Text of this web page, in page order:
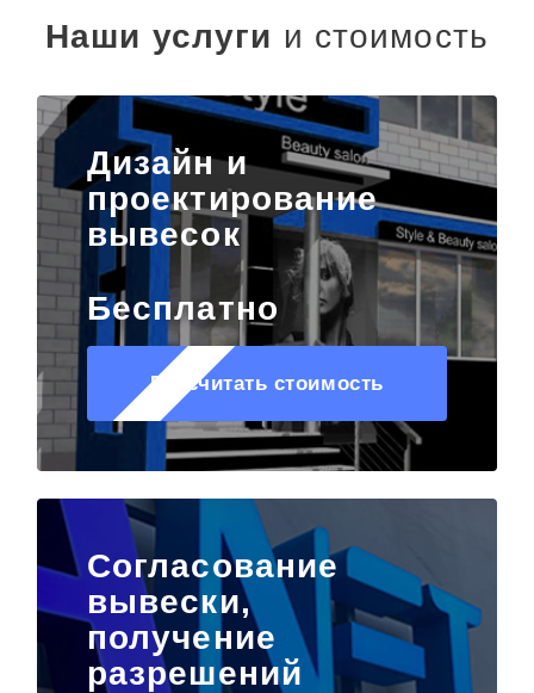
Наши услуги и стоимость
Дизайн и
проектирование
вывесок
Бесплатно
Рассчитать стоимость
Согласование
вывески,
получение
разрешений